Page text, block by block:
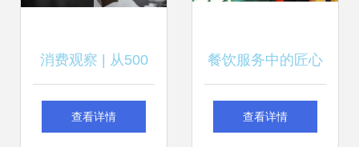
消费观察 | 从500
位“好吃嘴”视角，
查看详情
餐饮服务中的匠心
与坚守 做到极致实
查看详情